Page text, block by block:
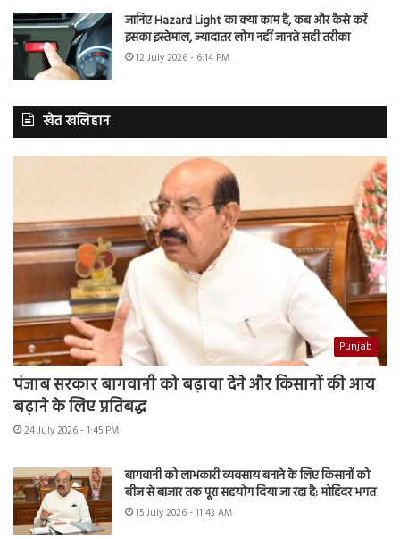
जानिए Hazard Light का क्या काम है, कब और कैसे करें
इसका इस्तेमाल, ज्यादातर लोग नहीं जानते सही तरीका
12 July 2026 - 6:14 PM
खेत खलिहान
Punjab
पंजाब सरकार बागवानी को बढ़ावा देने और किसानों की आय
बढ़ाने के लिए प्रतिबद्ध
24 July 2026 - 1:45 PM
बागवानी को लाभकारी व्यवसाय बनाने के लिए किसानों को
बीज से बाजार तक पूरा सहयोग दिया जा रहा है: मोहिंदर भगत
15 July 2026 - 11:43 AM